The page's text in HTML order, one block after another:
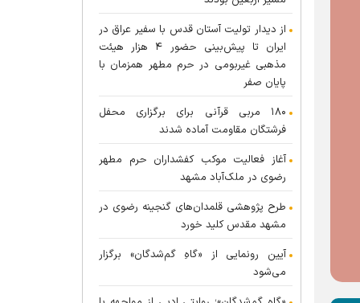
از دیدار تولیت آستان قدس با سفیر عراق در
ایران تا پیش‌بینی حضور ۴ هزار هیئت
مذهبی غیربومی در حرم مطهر همزمان با
پایان صفر
۱۸۰ مربی قرآنی برای برگزاری محفل
فرشتگان مقاومت آماده شدند
آغاز فعالیت موکب کفشداران حرم مطهر
رضوی در ملک‌آباد مشهد
طرح پژوهشی قلمدان‌های گنجینه رضوی در
مشهد مقدس کلید خورد
آیین رونمایی از «گاهِ گم‌شدگان» برگزار
می‌شود